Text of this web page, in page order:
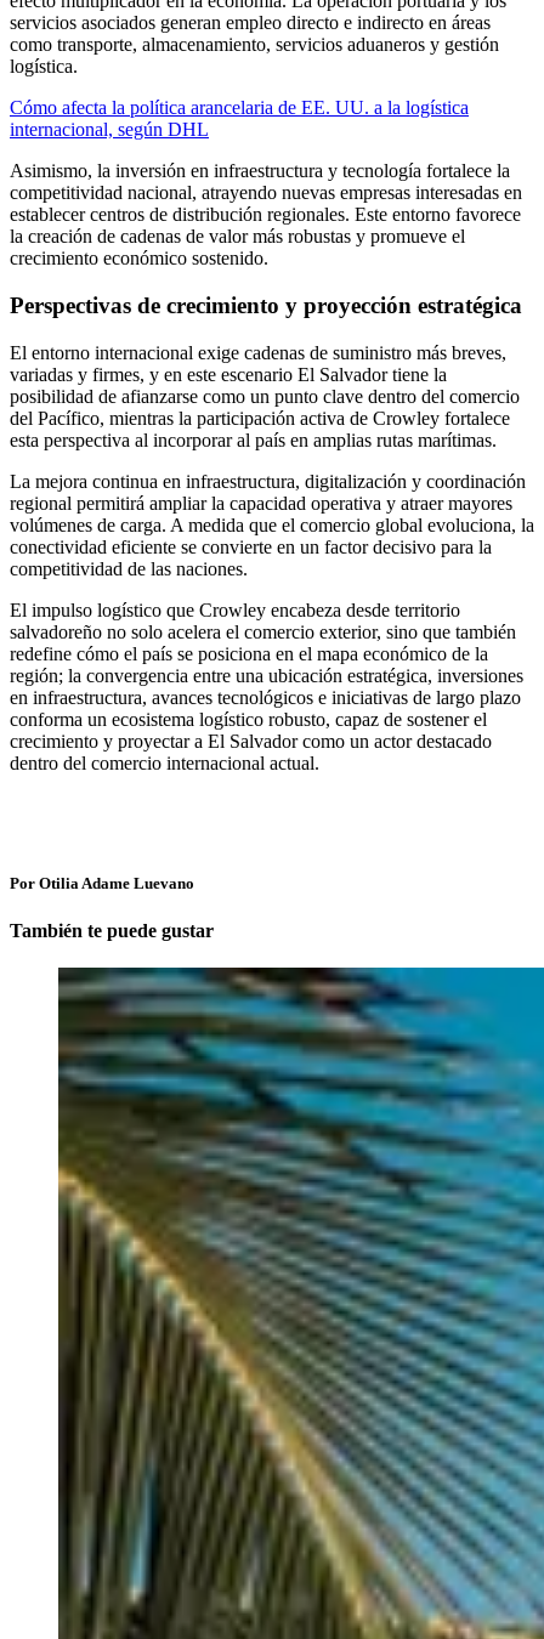
servicios asociados generan empleo directo e indirecto en áreas
como transporte, almacenamiento, servicios aduaneros y gestión
logística.
Cómo afecta la política arancelaria de EE. UU. a la logística
internacional, según DHL
Asimismo, la inversión en infraestructura y tecnología fortalece la
competitividad nacional, atrayendo nuevas empresas interesadas en
establecer centros de distribución regionales. Este entorno favorece
la creación de cadenas de valor más robustas y promueve el
crecimiento económico sostenido.
Perspectivas de crecimiento y proyección estratégica
El entorno internacional exige cadenas de suministro más breves,
variadas y firmes, y en este escenario El Salvador tiene la
posibilidad de afianzarse como un punto clave dentro del comercio
del Pacífico, mientras la participación activa de Crowley fortalece
esta perspectiva al incorporar al país en amplias rutas marítimas.
La mejora continua en infraestructura, digitalización y coordinación
regional permitirá ampliar la capacidad operativa y atraer mayores
volúmenes de carga. A medida que el comercio global evoluciona, la
conectividad eficiente se convierte en un factor decisivo para la
competitividad de las naciones.
El impulso logístico que Crowley encabeza desde territorio
salvadoreño no solo acelera el comercio exterior, sino que también
redefine cómo el país se posiciona en el mapa económico de la
región; la convergencia entre una ubicación estratégica, inversiones
en infraestructura, avances tecnológicos e iniciativas de largo plazo
conforma un ecosistema logístico robusto, capaz de sostener el
crecimiento y proyectar a El Salvador como un actor destacado
dentro del comercio internacional actual.
Por Otilia Adame Luevano
También te puede gustar